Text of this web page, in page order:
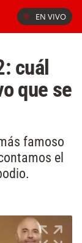
EN VIVO
cuál
que se
famoso
el